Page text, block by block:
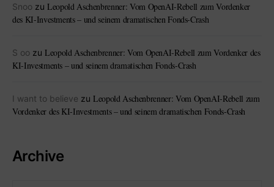
Snoo zu Leopold Aschenbrenner: Vom OpenAI-Rebell zum Vordenker
des KI-Investments – und seinem dramatischen Fonds-Crash
S oo zu Leopold Aschenbrenner: Vom OpenAI-Rebell zum Vordenker des
KI-Investments – und seinem dramatischen Fonds-Crash
I want to believe zu Leopold Aschenbrenner: Vom OpenAI-Rebell zum
Vordenker des KI-Investments – und seinem dramatischen Fonds-Crash
Archive